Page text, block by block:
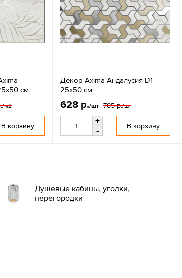
см
/м2
В корзину
Декор Axima Андалусия D1
25x50 см
628 р./шт 785 р./шт
+
-
В корзину
Душевые кабины, уголки,
перегородки